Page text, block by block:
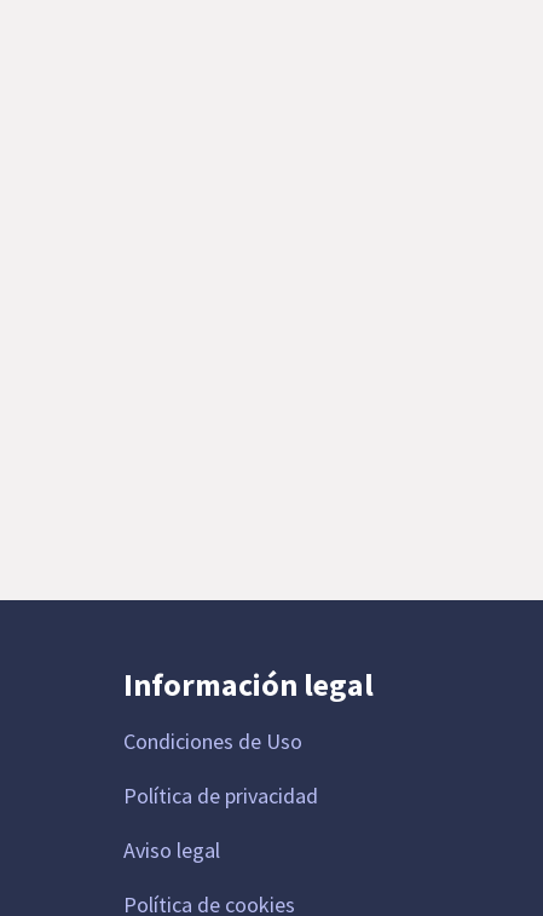
Información legal
Condiciones de Uso
Política de privacidad
Aviso legal
Política de cookies